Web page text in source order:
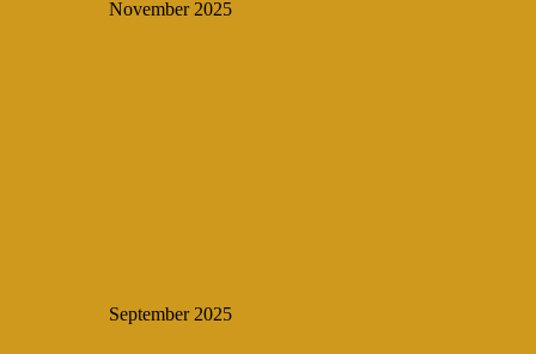
November 2025
September 2025